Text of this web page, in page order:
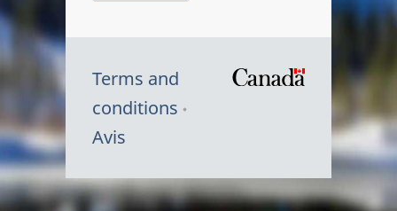
Terms and
conditions
Avis
Symbole
du